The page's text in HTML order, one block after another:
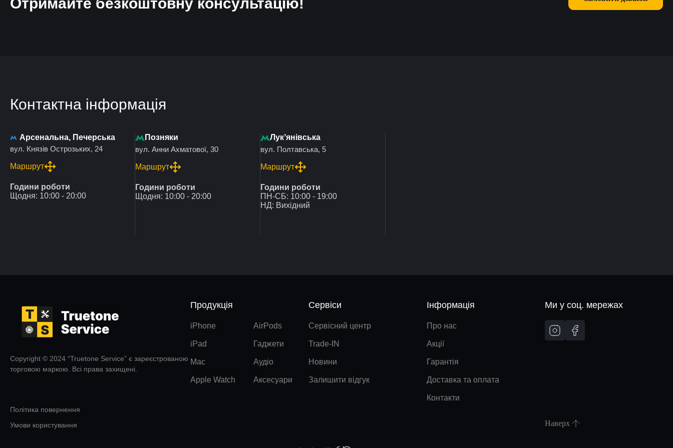
Контактна інформація
Арсенальна, Печерська
вул. Князів Острозьких, 24
Маршрут
Години роботи
Щодня: 10:00 - 20:00
Позняки
вул. Анни Ахматової, 30
Маршрут
Години роботи
Щодня: 10:00 - 20:00
Лукʼянівська
вул. Полтавська, 5
Маршрут
Години роботи
ПН-СБ: 10:00 - 19:00
НД: Вихідний
Copyright © 2024 “Truetone Service” є зареєстрованою
торговою маркою. Всі права захищені.
Політика повернення
Умови користування
Продукція
iPhone
iPad
Mac
Apple Watch
AirPods
Гаджети
Аудіо
Аксесуари
Сервіси
Сервісний центр
Trade-IN
Новини
Залишити відгук
Інформація
Про нас
Акції
Гарантія
Доставка та оплата
Контакти
Ми у соц. мережах
Наверх